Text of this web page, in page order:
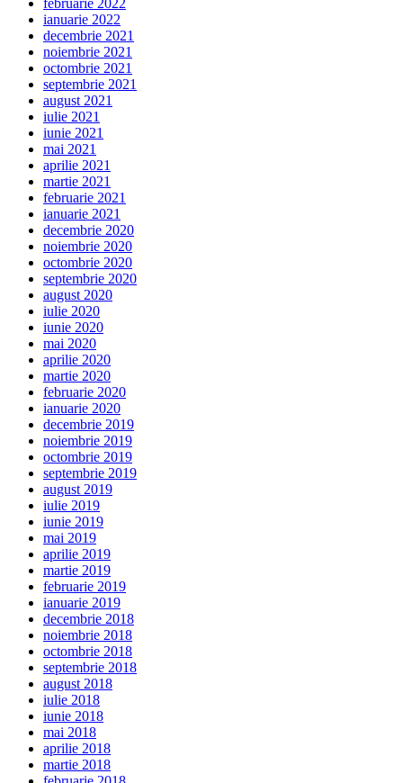
ianuarie 2022
decembrie 2021
noiembrie 2021
octombrie 2021
septembrie 2021
august 2021
iulie 2021
iunie 2021
mai 2021
aprilie 2021
martie 2021
februarie 2021
ianuarie 2021
decembrie 2020
noiembrie 2020
octombrie 2020
septembrie 2020
august 2020
iulie 2020
iunie 2020
mai 2020
aprilie 2020
martie 2020
februarie 2020
ianuarie 2020
decembrie 2019
noiembrie 2019
octombrie 2019
septembrie 2019
august 2019
iulie 2019
iunie 2019
mai 2019
aprilie 2019
martie 2019
februarie 2019
ianuarie 2019
decembrie 2018
noiembrie 2018
octombrie 2018
septembrie 2018
august 2018
iulie 2018
iunie 2018
mai 2018
aprilie 2018
martie 2018